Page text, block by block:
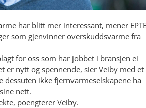
har blitt mer interessant, mener
som gjenvinner overskuddsvarme fra
for oss som har jobbet i bransjen ei
er nytt og spennende, sier Veiby med et
dessuten ikke fjernvarmeselskapene ha
nett.
poengterer Veiby.